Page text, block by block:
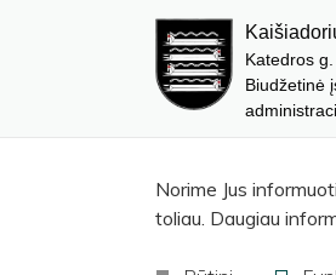
Katedros
Biudžetinė
Norime Jus
toliau. Daugiau